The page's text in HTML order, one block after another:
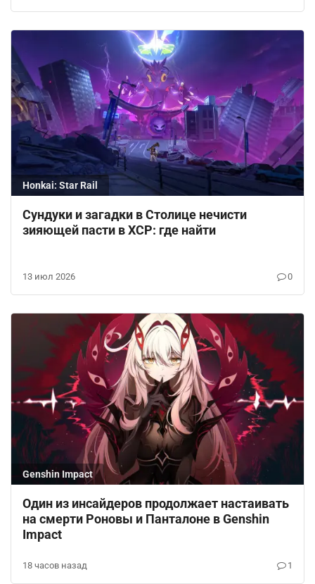
Honkai: Star Rail
Сундуки и загадки в Столице нечисти
зияющей пасти в ХСР: где найти
13 июл 2026 0
Genshin Impact
Один из инсайдеров продолжает настаивать
на смерти Роновы и Панталоне в Genshin
Impact
18 часов назад 1